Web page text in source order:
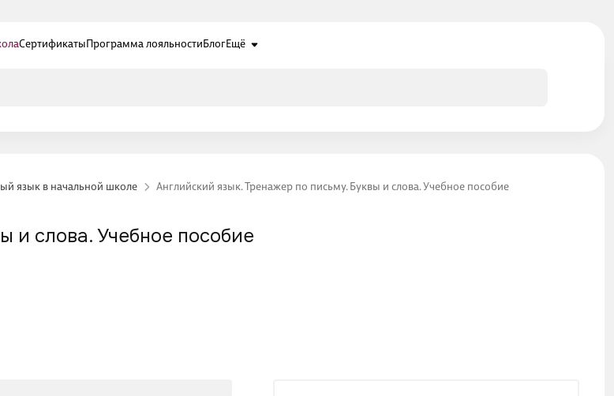
СертификатыПрограмма лояльностиБлогЕщё
язык в начальной школе Английский язык. Тренажер по письму. Буквы и слова. Учебное пособие
и слова. Учебное пособие